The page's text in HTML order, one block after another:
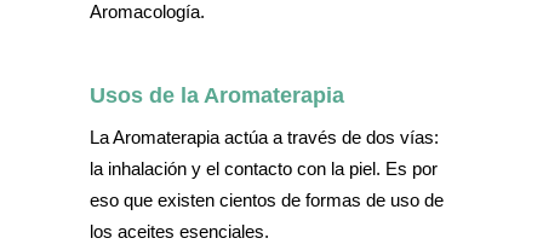
Aromacología.
Usos de la Aromaterapia
La Aromaterapia actúa a través de dos vías:
la inhalación y el contacto con la piel. Es por
eso que existen cientos de formas de uso de
los aceites esenciales.